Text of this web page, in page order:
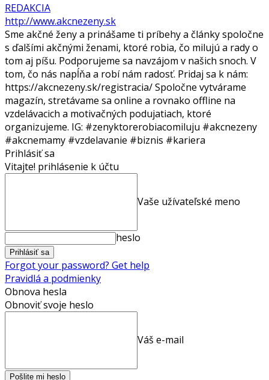
REDAKCIA
http://www.akcnezeny.sk
Sme akčné ženy a prinášame ti príbehy a články spoločne
s ďalšími akčnými ženami, ktoré robia, čo milujú a rady o
tom aj píšu. Podporujeme sa navzájom v našich snoch. V
tom, čo nás napĺňa a robí nám radosť. Pridaj sa k nám:
https://akcnezeny.sk/registracia/ Spoločne vytvárame
magazín, stretávame sa online a rovnako offline na
vzdelávacich a motivačných podujatiach, ktoré
organizujeme. IG: #zenyktorerobiacomiluju #akcnezeny
#akcnemamy #vzdelavanie #biznis #kariera
Prihlásiť sa
Vitajte! prihlásenie k účtu
Vaše užívateľské meno
heslo
Forgot your password? Get help
Pravidlá a podmienky
Obnova hesla
Obnoviť svoje heslo
Váš e-mail